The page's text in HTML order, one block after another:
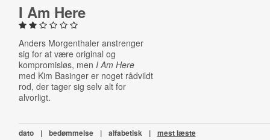
I Am Here
Anders Morgenthaler anstrenger
sig for at være original og
kompromisløs, men I Am Here
med Kim Basinger er noget rådvildt
rod, der tager sig selv alt for
alvorligt.
dato | bedømmelse | alfabetisk | mest læste